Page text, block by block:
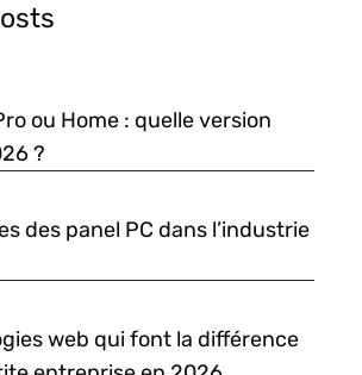
ou Home : quelle version
?
des panel PC dans l’industrie
web qui font la différence